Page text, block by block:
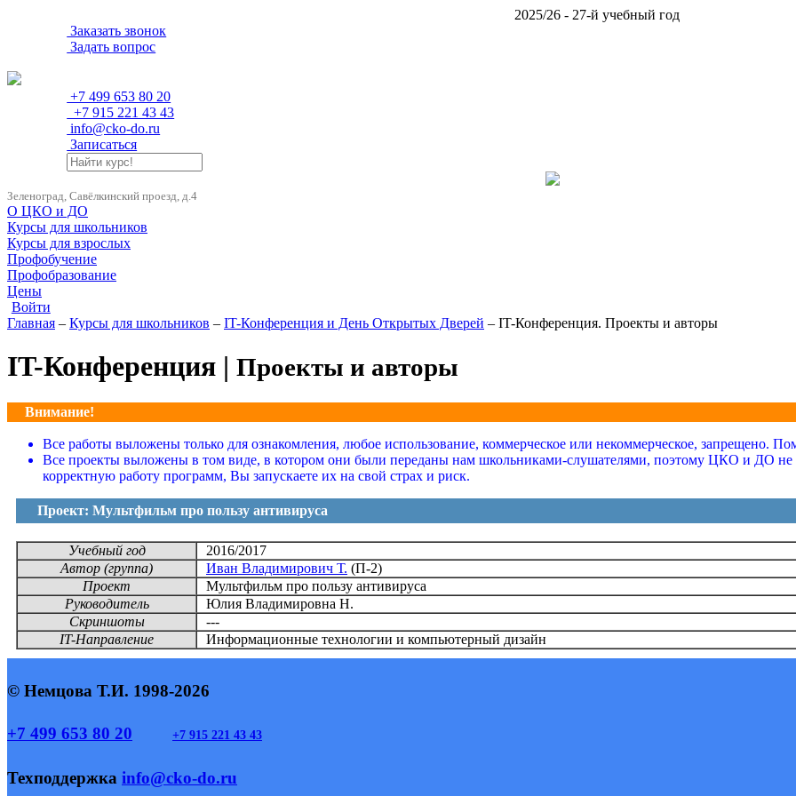
2025/26 - 27-й учебный год
Заказать звонок
Задать вопрос
+7 499 653 80 20
+7 915 221 43 43
info@cko-do.ru
Записаться
Зеленоград, Савёлкинский проезд, д.4
О ЦКО и ДО
Курсы для школьников
Курсы для взрослых
Профобучение
Профобразование
Цены
Войти
Главная – Курсы для школьников – IT-Конференция и День Открытых Дверей – IT-Конференция. Проекты и авторы
IT-Конференция | Проекты и авторы
Внимание!
Все работы выложены только для ознакомления, любое использование, коммерческое или некоммерческое, запрещено.
Все проекты выложены в том виде, в котором они были переданы нам школьниками-слушателями, поэтому ЦКО и ДО не
корректную работу программ, Вы запускаете их на свой страх и риск.
Проект: Мультфильм про пользу антивируса
Учебный год
2016/2017
Автор (группа)
Иван Владимирович Т. (П-2)
Проект
Мультфильм про пользу антивируса
Руководитель
Юлия Владимировна Н.
Скриншоты
---
IT-Направление
Информационные технологии и компьютерный дизайн
© Немцова Т.И. 1998-2026
+7 499 653 80 20 +7 915 221 43 43
Техподдержка info@cko-do.ru